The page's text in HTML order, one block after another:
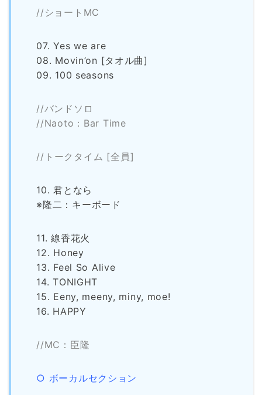
//ショートMC
07. Yes we are
08. Movin’on [タオル曲]
09. 100 seasons
//バンドソロ
//Naoto：Bar Time
//トークタイム [全員]
10. 君となら
※隆二：キーボード
11. 線香花火
12. Honey
13. Feel So Alive
14. TONIGHT
15. Eeny, meeny, miny, moe!
16. HAPPY
//MC：臣隆
○ ボーカルセクション